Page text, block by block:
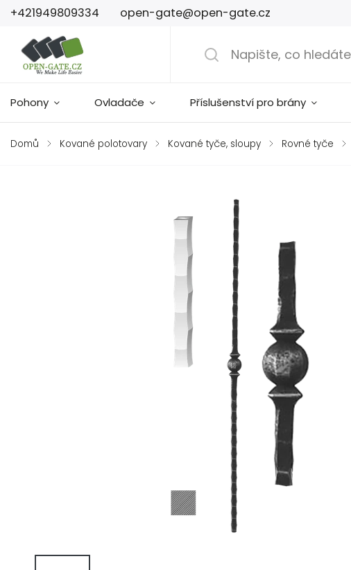
+421949809334 open-gate@open-gate.cz
Pohony Ovladače Příslušenství pro brány
Domů / Kované polotovary / Kované tyče, sloupy / Rovné tyče /